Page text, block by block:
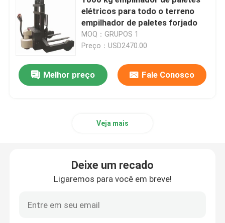
4 Empilhadeira direccional
Trator de reboco elétrico
Caminhão de elevação de duplo alcance
elétricos para todo o terreno
empilhador de paletes forjado
MOQ：GRUPOS 1
Preço：USD2470.00
Melhor preço Fale Conosco
Veja mais
Deixe um recado
Ligaremos para você em breve!